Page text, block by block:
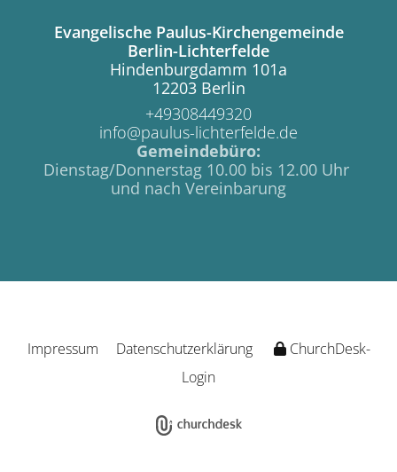
Evangelische Paulus-Kirchengemeinde
Berlin-Lichterfelde
Hindenburgdamm 101a
12203 Berlin
+49308449320
info@paulus-lichterfelde.de
Gemeindebüro:
Dienstag/Donnerstag 10.00 bis 12.00 Uhr
und nach Vereinbarung
Impressum Datenschutzerklärung
ChurchDesk-
Login